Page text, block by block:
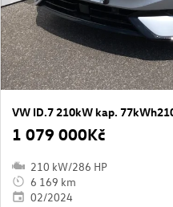
VW ID.7 210kW kap.
1 079 000Kč
210 kW/286 HP
6 169 km
02/2024